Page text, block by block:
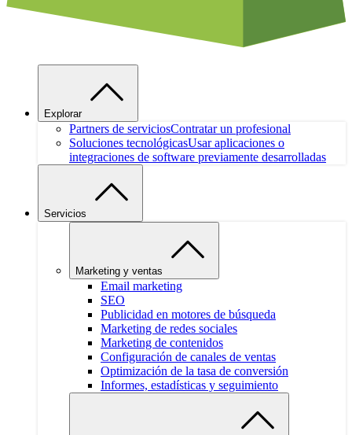
Explorar
Partners de serviciosContratar un profesional
Soluciones tecnológicasUsar aplicaciones o
integraciones de software previamente desarrolladas
Servicios
Marketing y ventas
Email marketing
SEO
Publicidad en motores de búsqueda
Marketing de redes sociales
Marketing de contenidos
Configuración de canales de ventas
Optimización de la tasa de conversión
Informes, estadísticas y seguimiento